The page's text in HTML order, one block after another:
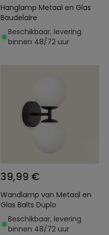
Hanglamp Metaal en Glas
Baudelaire
Beschikbaar, levering
binnen 48/72 uur
39,99 €
Wandlamp van Metaal en
Glas Balts Duplo
Beschikbaar, levering
binnen 48/72 uur